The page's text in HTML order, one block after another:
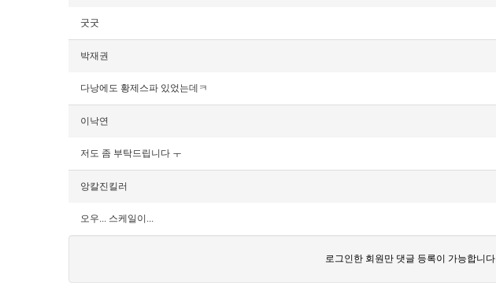
굿굿
박재권
다낭에도 황제스파 있었는데ㅋ
이낙연
저도 좀 부탁드립니다 ㅜ
앙칼진킬러
오우... 스케일이...
로그인한 회원만 댓글 등록이 가능합니다.